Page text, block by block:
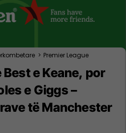
> Premier League
e Keane, por
e Giggs –
të Manchester